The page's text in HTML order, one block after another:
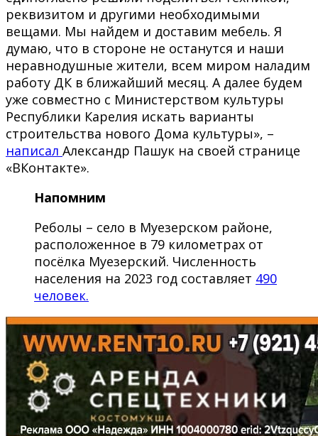
реквизитом и другими необходимыми
вещами. Мы найдем и доставим мебель. Я
думаю, что в стороне не останутся и наши
неравнодушные жители, всем миром наладим
работу ДК в ближайший месяц. А далее будем
уже совместно с Министерством культуры
Республики Карелия искать варианты
строительства нового Дома культуры», –
написал Александр Пашук на своей странице
«ВКонтакте».
Напомним
Реболы – село в Муезерском районе,
расположенное в 79 километрах от
посёлка Муезерский. Численность
населения на 2023 год составляет 490
человек.